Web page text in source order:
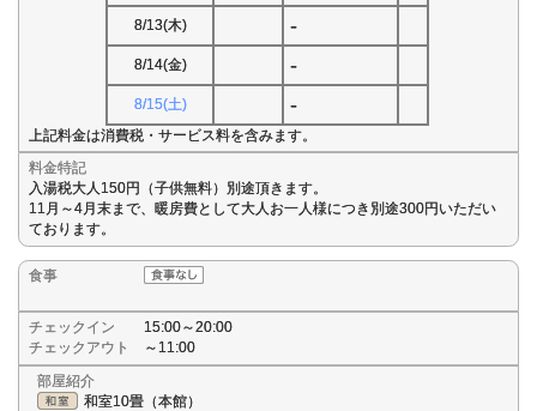
8/13(木) -
8/14(金) -
8/15(土) -
上記料金は消費税・サービス料を含みます。
料金特記
入湯税大人150円（子供無料）別途頂きます。
11月～4月末まで、暖房費として大人お一人様につき別途300円いただい
ております。
食事
チェックイン
15:00～20:00
チェックアウト
～11:00
部屋紹介
和室10畳（本館）